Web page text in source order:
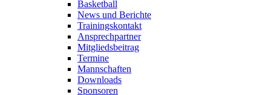
Basketball
News und Berichte
Trainingskontakt
Ansprechpartner
Mitgliedsbeitrag
Termine
Mannschaften
Downloads
Sponsoren